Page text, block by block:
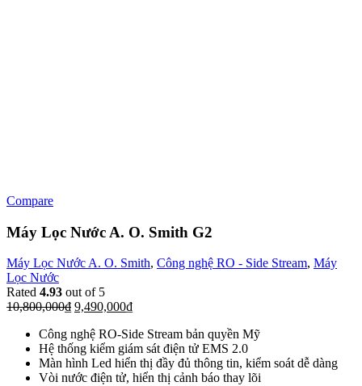
Compare
Máy Lọc Nước A. O. Smith G2
Máy Lọc Nước A. O. Smith, Công nghệ RO - Side Stream, Máy
Lọc Nước
Rated 4.93 out of 5
10,800,000₫ 9,490,000₫
Công nghệ RO-Side Stream bản quyền Mỹ
Hệ thống kiểm giám sát điện tử EMS 2.0
Màn hình Led hiển thị đầy đủ thông tin, kiểm soát dễ dàng
Vòi nước điện tử, hiển thị cảnh báo thay lõi